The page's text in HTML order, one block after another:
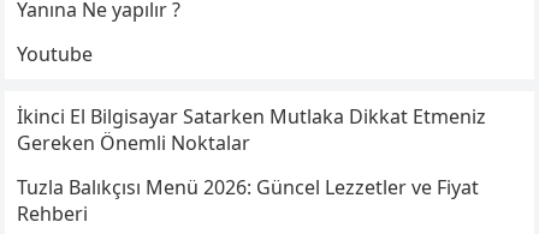
Yanına Ne yapılır ?
Youtube
İkinci El Bilgisayar Satarken Mutlaka Dikkat Etmeniz
Gereken Önemli Noktalar
Tuzla Balıkçısı Menü 2026: Güncel Lezzetler ve Fiyat
Rehberi